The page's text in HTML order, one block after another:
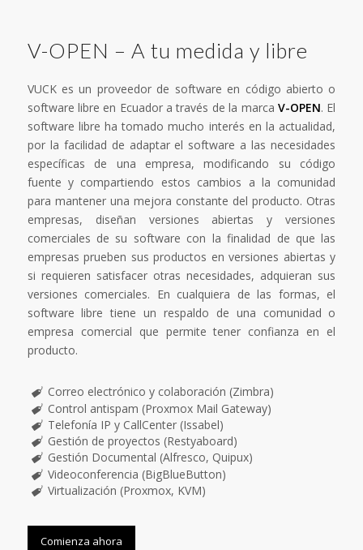
V-OPEN – A tu medida y libre
VUCK es un proveedor de software en código abierto o
software libre en Ecuador a través de la marcaV-OPEN. El
software libre ha tomado mucho interés en la actualidad,
por la facilidad de adaptar el software a las necesidades
específicas de una empresa, modificando su código
fuente y compartiendo estos cambios a la comunidad
para mantener una mejora constante del producto. Otras
empresas, diseñan versiones abiertas y versiones
comerciales de su software con la finalidad de que las
empresas prueben sus productos en versiones abiertas y
si requieren satisfacer otras necesidades, adquieran sus
versiones comerciales. En cualquiera de las formas, el
software libre tiene un respaldo de una comunidad o
empresa comercial que permite tener confianza en el
producto.
Correo electrónico y colaboración (Zimbra)
Control antispam (Proxmox Mail Gateway)
Telefonía IP y CallCenter (Issabel)
Gestión de proyectos (Restyaboard)
Gestión Documental (Alfresco, Quipux)
Videoconferencia (BigBlueButton)
Virtualización (Proxmox, KVM)
Comienza ahora